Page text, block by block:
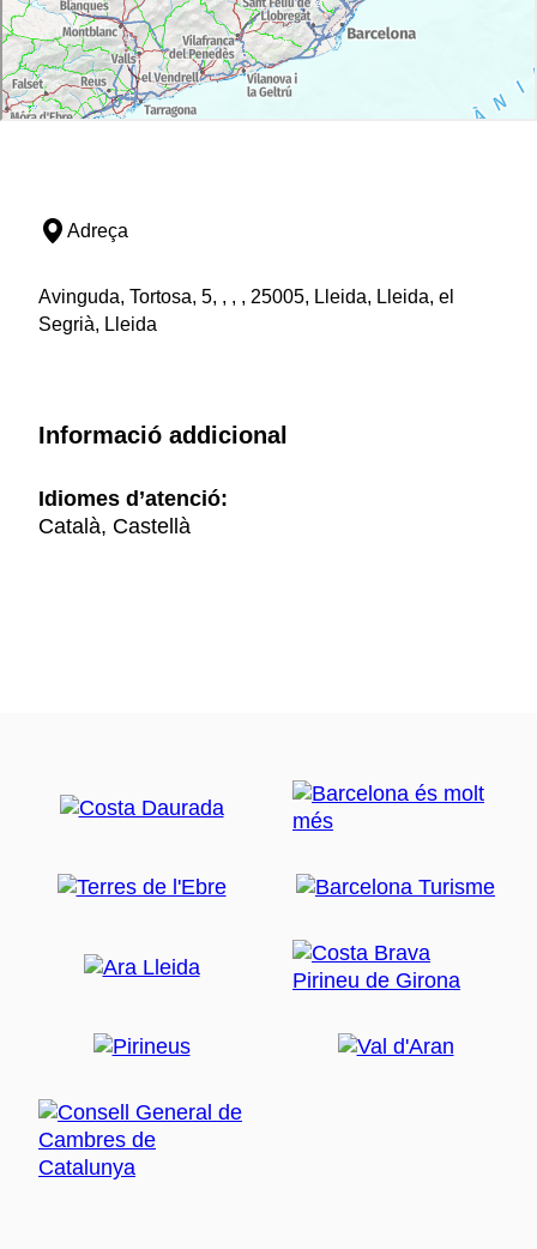
Adreça
Avinguda, Tortosa, 5, , , , 25005, Lleida, Lleida, el
Segrià, Lleida
Informació addicional
Idiomes d’atenció:
Català, Castellà